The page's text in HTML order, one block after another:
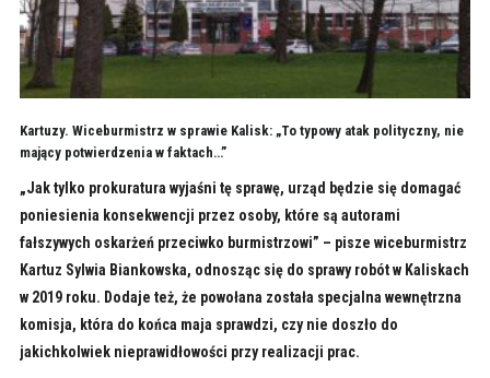
Kartuzy. Wiceburmistrz w sprawie Kalisk: „To typowy atak polityczny, nie
mający potwierdzenia w faktach…”
„Jak tylko prokuratura wyjaśni tę sprawę, urząd będzie się domagać
poniesienia konsekwencji przez osoby, które są autorami
fałszywych oskarżeń przeciwko burmistrzowi” – pisze wiceburmistrz
Kartuz Sylwia Biankowska, odnosząc się do sprawy robót w Kaliskach
w 2019 roku. Dodaje też, że powołana została specjalna wewnętrzna
komisja, która do końca maja sprawdzi, czy nie doszło do
jakichkolwiek nieprawidłowości przy realizacji prac.